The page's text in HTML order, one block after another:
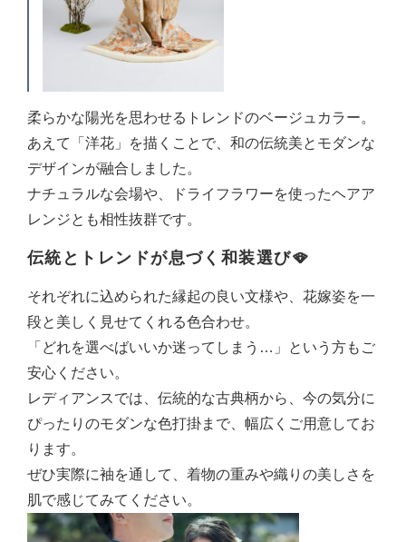
柔らかな陽光を思わせるトレンドのベージュカラー。
あえて「洋花」を描くことで、和の伝統美とモダンな
デザインが融合しました。
ナチュラルな会場や、ドライフラワーを使ったヘアア
レンジとも相性抜群です。
伝統とトレンドが息づく和装選び🪭
それぞれに込められた縁起の良い文様や、花嫁姿を一
段と美しく見せてくれる色合わせ。
「どれを選べばいいか迷ってしまう…」という方もご
安心ください。
レディアンスでは、伝統的な古典柄から、今の気分に
ぴったりのモダンな色打掛まで、幅広くご用意してお
ります。
ぜひ実際に袖を通して、着物の重みや織りの美しさを
肌で感じてみてください。